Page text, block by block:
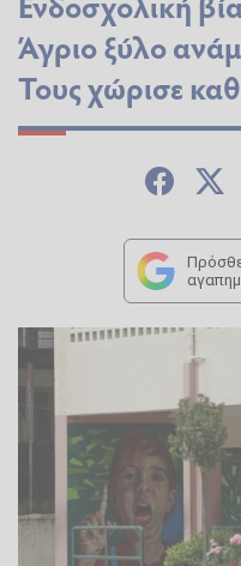
Άγριο ξύλο
Τους χώρισε